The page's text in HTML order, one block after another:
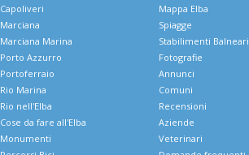
Capoliveri
Marciana
Marciana Marina
Porto Azzurro
Portoferraio
Rio Marina
Rio nell'Elba
Cose da fare all'Elba
Monumenti
Mappa Elba
Spiagge
Stabilimenti Balneari
Fotografie
Annunci
Comuni
Recensioni
Aziende
Veterinari